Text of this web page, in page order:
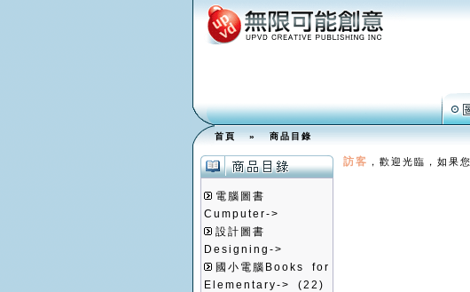
首頁»商品目錄
電腦圖書
Cumputer->
設計圖書
Designing->
國小電腦Books for
Elementary->
(22)
訪客 ，歡迎光臨，如果